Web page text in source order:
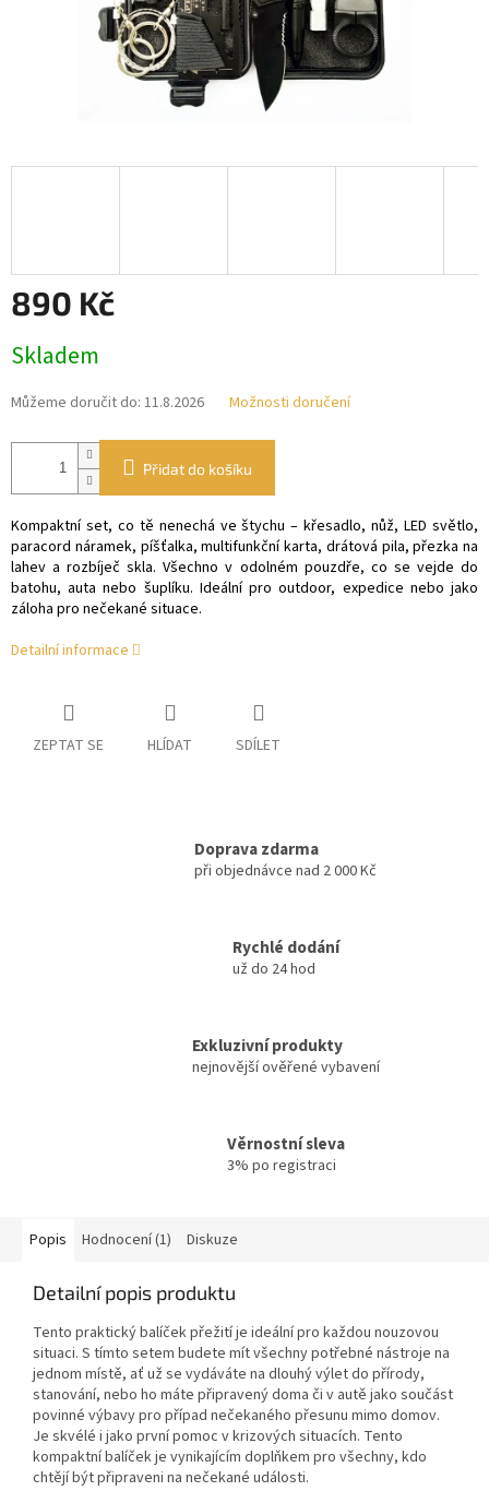
890 Kč
cena:
Skladem
Můžeme doručit do: 11.8.2026 Možnosti doručení
Přidat do košíku
Kompaktní set, co tě nenechá ve štychu – křesadlo, nůž, LED světlo,
paracord náramek, píšťalka, multifunkční karta, drátová pila, přezka na
lahev a rozbíječ skla. Všechno v odolném pouzdře, co se vejde do
batohu, auta nebo šuplíku. Ideální pro outdoor, expedice nebo jako
záloha pro nečekané situace.
Detailní informace
ZEPTAT SE HLÍDAT SDÍLET
Doprava zdarma
při objednávce nad 2 000 Kč
Rychlé dodání
už do 24 hod
Exkluzivní produkty
nejnovější ověřené vybavení
Věrnostní sleva
3% po registraci
Popis Hodnocení (1) Diskuze
Detailní popis produktu
Tento praktický balíček přežití je ideální pro každou nouzovou
situaci. S tímto setem budete mít všechny potřebné nástroje na
jednom místě, ať už se vydáváte na dlouhý výlet do přírody,
stanování, nebo ho máte připravený doma či v autě jako součást
povinné výbavy pro případ nečekaného přesunu mimo domov.
Je skvélé i jako první pomoc v krizových situacích. Tento
kompaktní balíček je vynikajícím doplňkem pro všechny, kdo
chtějí být připraveni na nečekané události.